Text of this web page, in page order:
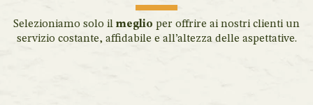
Selezioniamo solo il meglio per offrire ai nostri clienti un
servizio costante, affidabile e all’altezza delle aspettative.